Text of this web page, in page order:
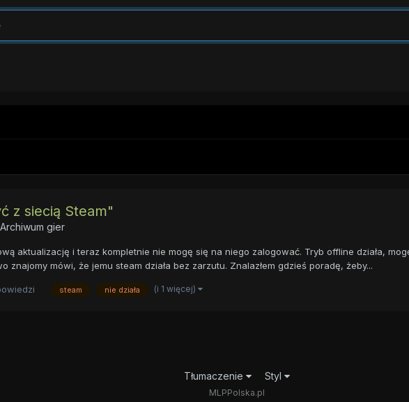
z siecią Steam"
Archiwum gier
aktualizację i teraz kompletnie nie mogę się na niego zalogować. Tryb offline działa,
znajomy mówi, że jemu steam działa bez zarzutu. Znalazłem gdzieś poradę, żeby...
steam nie działa (i 1 więcej)
Tłumaczenie Styl
MLPPolska.pl